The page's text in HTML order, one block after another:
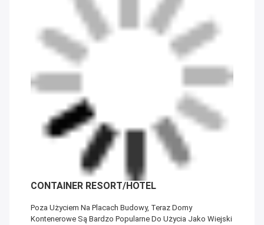
CONTAINER RESORT/HOTEL
Poza Użyciem Na Placach Budowy, Teraz Domy
Kontenerowe Są Bardzo Popularne Do Użycia Jako Wiejski